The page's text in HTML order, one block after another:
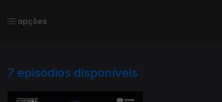
opções
7 episódios disponíveis